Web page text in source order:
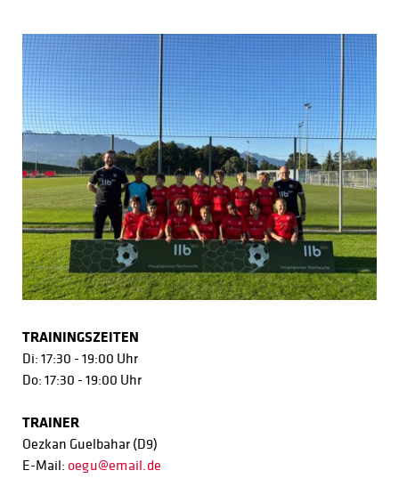
TRAININGSZEITEN
Di: 17:30 - 19:00 Uhr
Do: 17:30 - 19:00 Uhr
TRAINER
Oezkan Guelbahar (D9)
E-Mail: oegu@email.de